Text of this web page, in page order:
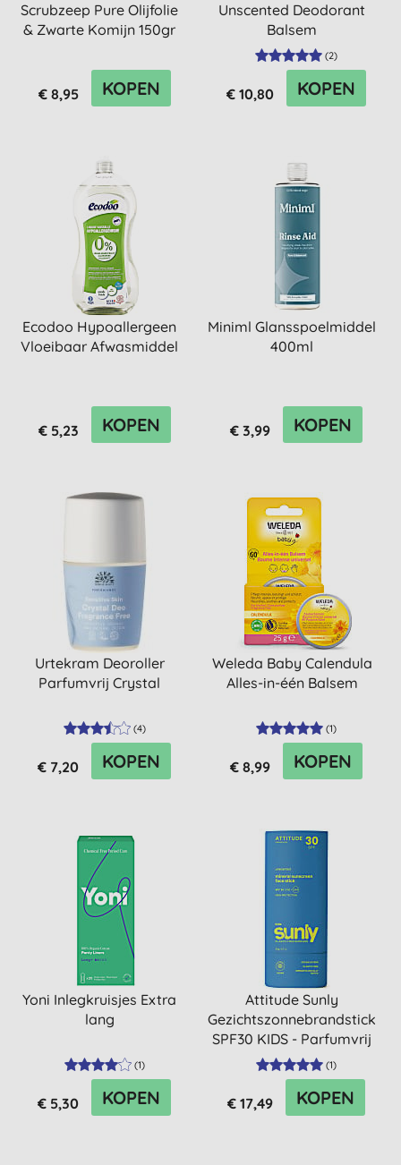
Scrubzeep Pure Olijfolie
& Zwarte Komijn 150gr
€ 8,95 KOPEN
Unscented Deodorant
Balsem
(2)
€ 10,80 KOPEN
Ecodoo Hypoallergeen
Vloeibaar Afwasmiddel
€ 5,23 KOPEN
Miniml Glansspoelmiddel
400ml
€ 3,99 KOPEN
Urtekram Deoroller
Parfumvrij Crystal
(4)
€ 7,20 KOPEN
Weleda Baby Calendula
Alles-in-één Balsem
(1)
€ 8,99 KOPEN
Yoni Inlegkruisjes Extra
lang
(1)
€ 5,30 KOPEN
Attitude Sunly
Gezichtszonnebrandstick
SPF30 KIDS - Parfumvrij
(1)
€ 17,49 KOPEN